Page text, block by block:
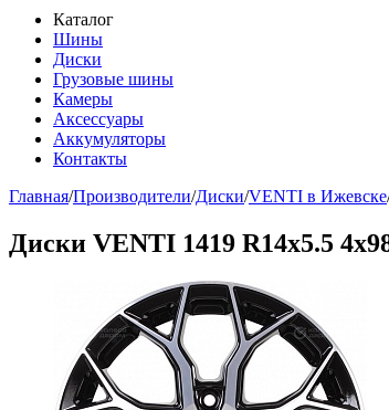
Каталог
Шины
Диски
Грузовые шины
Камеры
Аксессуары
Аккумуляторы
Контакты
Главная/Производители/Диски/VENTI в Ижевске
Диски VENTI 1419 R14x5.5